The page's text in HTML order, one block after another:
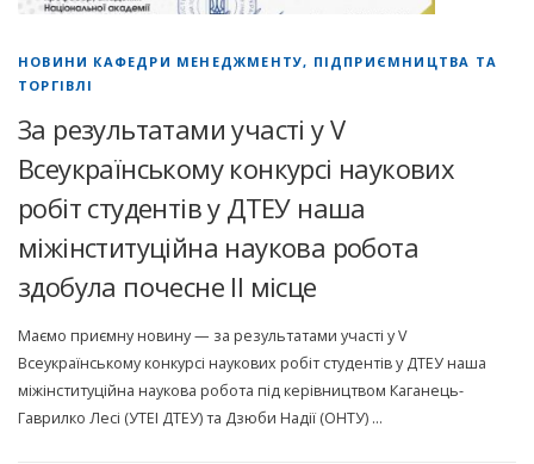
НОВИНИ КАФЕДРИ МЕНЕДЖМЕНТУ, ПІДПРИЄМНИЦТВА ТА
ТОРГІВЛІ
За результатами участі у V
Всеукраїнському конкурсі наукових
робіт студентів у ДТЕУ наша
міжінституційна наукова робота
здобула почесне ІІ місце
Маємо приємну новину — за результатами участі у V
Всеукраїнському конкурсі наукових робіт студентів у ДТЕУ наша
міжінституційна наукова робота під керівництвом Каганець-
Гаврилко Лесі (УТЕІ ДТЕУ) та Дзюби Надії (ОНТУ) …